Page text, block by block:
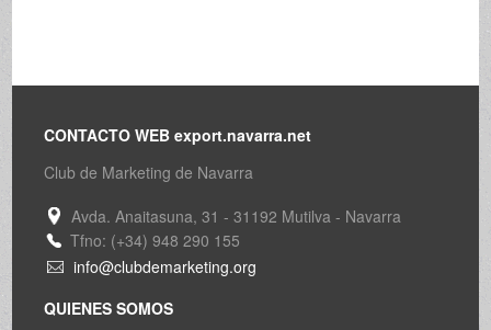
CONTACTO WEB export.navarra.net
Club de Marketing de Navarra
Avda. Anaitasuna, 31 - 31192 Mutilva - Navarra
Tfno: (+34) 948 290 155
info@clubdemarketing.org
QUIENES SOMOS